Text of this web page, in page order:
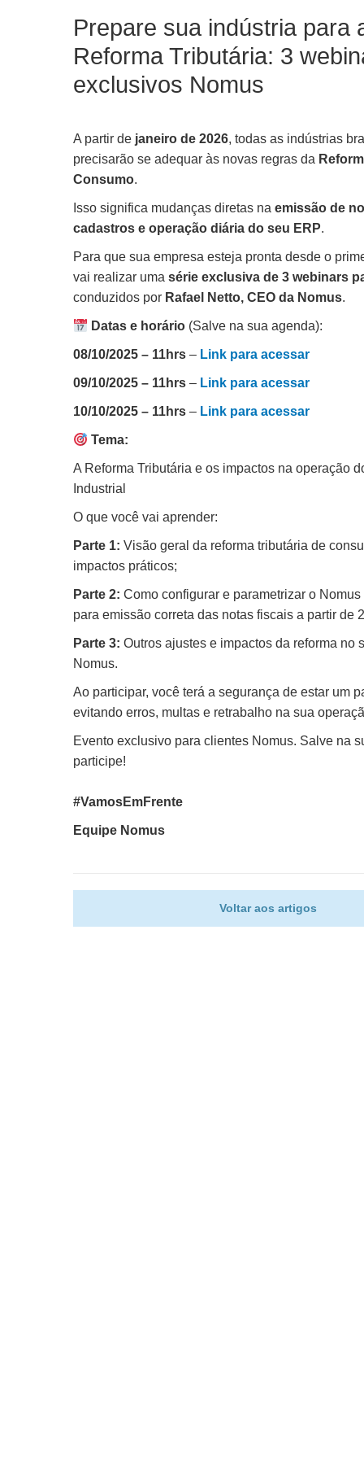
Prepare sua indústria para
Reforma Tributária: 3
exclusivos Nomus
A partir de janeiro de 2026, todas as indústrias
precisarão se adequar às novas regras da
Consumo.
Isso significa mudanças diretas na emissão de
cadastros e operação diária do seu ERP.
Para que sua empresa esteja pronta desde o
vai realizar uma série exclusiva de 3 webinars
conduzidos por Rafael Netto, CEO da Nomus.
Datas e horário (Salve na sua agenda):
08/10/2025 – 11hrs – Link para acessar
09/10/2025 – 11hrs – Link para acessar
10/10/2025 – 11hrs – Link para acessar
Tema:
A Reforma Tributária e os impactos na operação
Industrial
O que você vai aprender:
Parte 1: Visão geral da reforma tributária de
impactos práticos;
Parte 2: Como configurar e parametrizar o
para emissão correta das notas fiscais a partir de
Parte 3: Outros ajustes e impactos da reforma no
Nomus.
Ao participar, você terá a segurança de estar um
evitando erros, multas e retrabalho na sua
Evento exclusivo para clientes Nomus. Salve na
participe!
#VamosEmFrente
Equipe Nomus
Voltar aos artigos